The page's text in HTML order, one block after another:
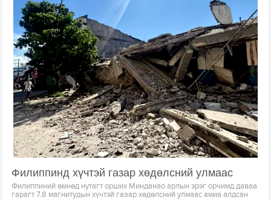
Филиппинд хүчтэй газар хөдөлсний улмаас
Филиппиний өмнөд нутагт орших Минданао арлын эрэг орчимд даваа
гарагт 7.8 магнитудын хүчтэй газар хөдөлсний улмаас амиа алдсан